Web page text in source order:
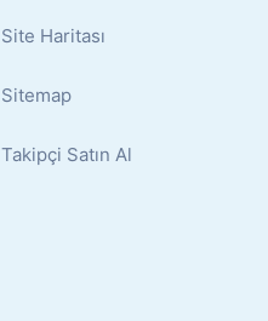
Site Haritası
Sitemap
Takipçi Satın Al